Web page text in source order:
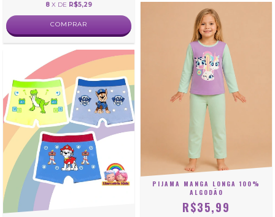
8 X DE R$5,29
COMPRAR
PIJAMA MANGA LONGA 100%
ALGODÃO
R$35,99